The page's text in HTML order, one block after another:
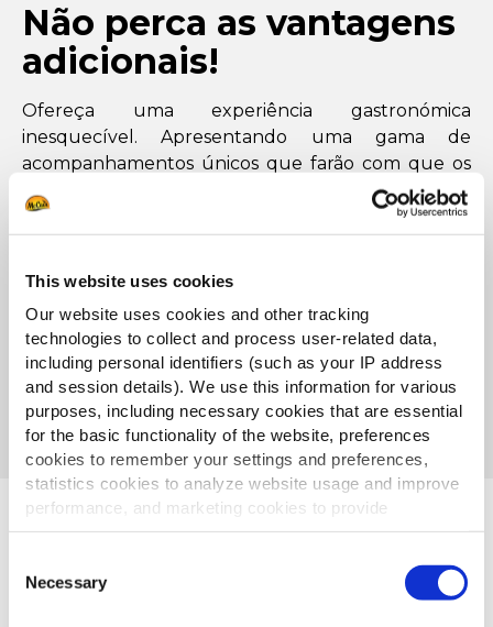
This website uses cookies
Our website uses cookies and other tracking
technologies to collect and process user-related data,
including personal identifiers (such as your IP address
and session details). We use this information for various
purposes, including necessary cookies that are essential
for the basic functionality of the website, preferences
cookies to remember your settings and preferences,
statistics cookies to analyze website usage and improve
performance, and marketing cookies to provide
personalized content and advertising.
By clicking 'Allow all cookies', you consent to the use of
all cookies. If you'd like to customize your preferences,
Selection
Necessary
Não perca as vantagens
adicionais!
Ofereça uma experiência gastronómica
inesquecível. Apresentando uma gama de
acompanhamentos únicos que farão com que os
seus clientes voltem para mais.
Os seus clientes merecem o melhor, e na McCain ®
a exceder as expectativas com a nossa gama única
de batatas fritas e especialidades.
SOLICITAR CONTACTO
Está à procura de algo novo e
menu?